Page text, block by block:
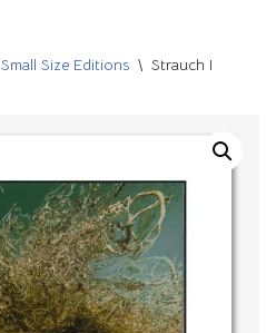
Small Size Editions \ Strauch I